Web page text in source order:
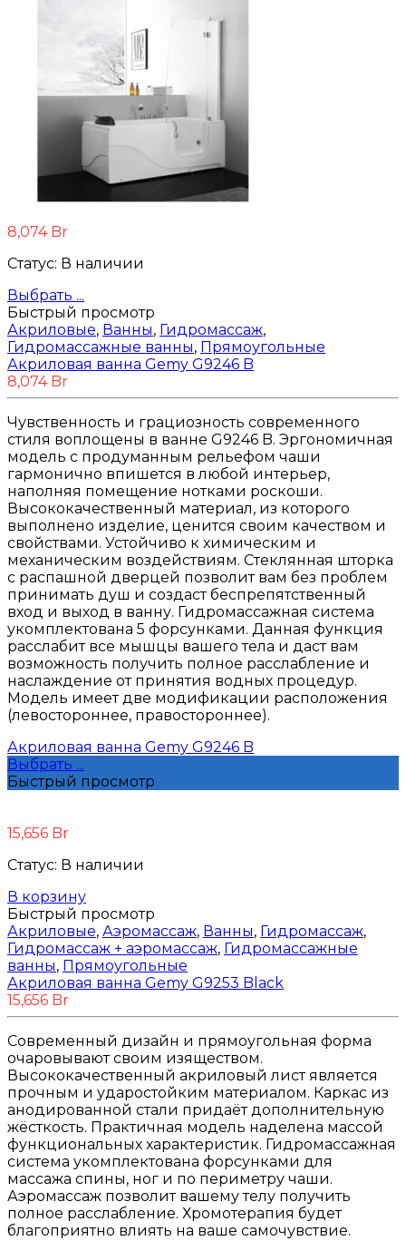
8,074 Br
Статус: В наличии
Выбрать ...
Быстрый просмотр
Акриловые, Ванны, Гидромассаж,
Гидромассажные ванны, Прямоугольные
Акриловая ванна Gemy G9246 B
8,074 Br
Чувственность и грациозность современного
стиля воплощены в ванне G9246 B. Эргономичная
модель с продуманным рельефом чаши
гармонично впишется в любой интерьер,
наполняя помещение нотками роскоши.
Высококачественный материал, из которого
выполнено изделие, ценится своим качеством и
свойствами. Устойчиво к химическим и
механическим воздействиям. Стеклянная шторка
с распашной дверцей позволит вам без проблем
принимать душ и создаст беспрепятственный
вход и выход в ванну. Гидромассажная система
укомплектована 5 форсунками. Данная функция
расслабит все мышцы вашего тела и даст вам
возможность получить полное расслабление и
наслаждение от принятия водных процедур.
Модель имеет две модификации расположения
(левостороннее, правостороннее).
Акриловая ванна Gemy G9246 B
Выбрать ...
Быстрый просмотр
15,656 Br
Статус: В наличии
В корзину
Быстрый просмотр
Акриловые, Аэромассаж, Ванны, Гидромассаж,
Гидромассаж + аэромассаж, Гидромассажные
ванны, Прямоугольные
Акриловая ванна Gemy G9253 Black
15,656 Br
Современный дизайн и прямоугольная форма
очаровывают своим изяществом.
Высококачественный акриловый лист является
прочным и ударостойким материалом. Каркас из
анодированной стали придаёт дополнительную
жёсткость. Практичная модель наделена массой
функциональных характеристик. Гидромассажная
система укомплектована форсунками для
массажа спины, ног и по периметру чаши.
Аэромассаж позволит вашему телу получить
полное расслабление. Хромотерапия будет
благоприятно влиять на ваше самочувствие.